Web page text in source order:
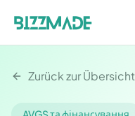
Zurück zur Übersicht